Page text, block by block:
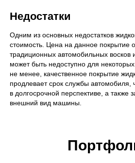
Недостатки
Одним из основных недостатков
стоимость. Цена на данное покрытие
традиционных автомобильных восков
может быть недоступно для
не менее, качественное покрытие
продлевает срок службы автомобиля,
в долгосрочной перспективе, а также
внешний вид машины.